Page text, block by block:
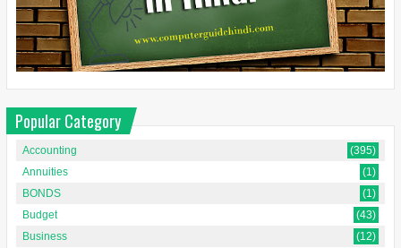
Popular Category
Accounting
(395)
Annuities
(1)
BONDS
(1)
Budget
(43)
Business
(12)